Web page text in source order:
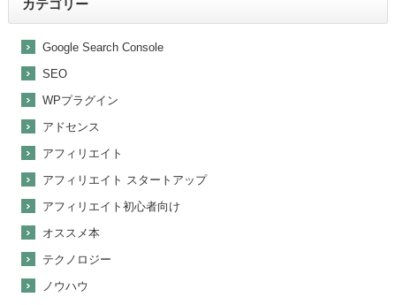
カテゴリー
Google Search Console
SEO
WPプラグイン
アドセンス
アフィリエイト
アフィリエイト スタートアップ
アフィリエイト初心者向け
オススメ本
テクノロジー
ノウハウ